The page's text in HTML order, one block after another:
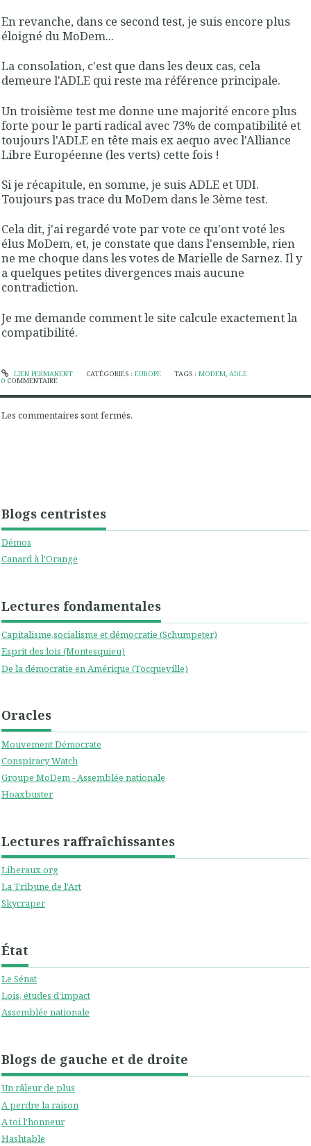
Blogs centristes
Démos
Canard à l'Orange
Lectures fondamentales
Capitalisme,socialisme et démocratie (Schumpeter)
Esprit des lois (Montesquieu)
De la démocratie en Amérique (Tocqueville)
Oracles
Mouvement Démocrate
Conspiracy Watch
Groupe MoDem - Assemblée nationale
Hoaxbuster
Lectures raffraîchissantes
Liberaux.org
La Tribune de l'Art
Skycraper
État
Le Sénat
Lois, études d'impact
Assemblée nationale
Blogs de gauche et de droite
Un râleur de plus
A perdre la raison
A toi l'honneur
Hashtable
En revanche, dans ce second test, je suis encore plus
éloigné du MoDem...
La consolation, c'est que dans les deux cas, cela
demeure l'ADLE qui reste ma référence principale.
Un troisième test me donne une majorité encore plus
forte pour le parti radical avec 73% de compatibilité et
toujours l'ADLE en tête mais ex aequo avec l'Alliance
Libre Européenne (les verts) cette fois !
Si je récapitule, en somme, je suis ADLE et UDI.
Toujours pas trace du MoDem dans le 3ème test.
Cela dit, j'ai regardé vote par vote ce qu'ont voté les
élus MoDem, et, je constate que dans l'ensemble, rien
ne me choque dans les votes de Marielle de Sarnez. Il y
a quelques petites divergences mais aucune
contradiction.
Je me demande comment le site calcule exactement la
compatibilité.
LIEN PERMANENT CATÉGORIES : EUROPE TAGS :MODEM,ADLE
0 COMMENTAIRE
Les commentaires sont fermés.